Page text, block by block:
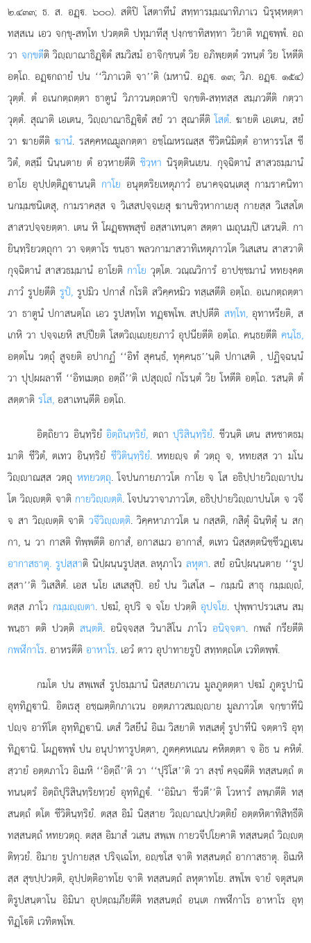
๒.๔๓๓; ธ. ส. อฏฺ. ๖๐๐). สติปิ โสตาทีนํ สทฺทารมฺมณาทิภาเว นิรุฬฺหตฺตา
ทสฺสเน เอว จกฺขุ-สทฺโท ปวตฺตติ ปทุมาทีสุ ปงฺกชาทิสทฺทา วิยาติ ทฏฺพฺพํ. อถ
วา จกฺขตีติ วิฺาณาธิฏฺิตํ สมวิสมํ อาจิกฺขนฺตํ วิย อภิพฺยตฺตํ วทนฺตํ วิย โหตีติ
อตฺโถ. อฏฺกถายํ ปน ‘‘วิภาเวติ จา’’ติ (มหานิ. อฏฺ. ๑๓; วิภ. อฏฺ. ๑๕๔)
วุตฺตํ. ตํ อเนกตฺถตฺตา ธาตูนํ วิภาวนตฺถตาปิ จกฺขติ-สทฺทสฺส สมฺภวตีติ กตฺวา
วุตฺตํ. สุณาติ เอเตน, วิฺาณาธิฏฺิตํ สยํ วา สุณาตีติโสตํ. ฆายติ เอเตน, สยํ
วา ฆายตีติฆานํ. รสคฺคหณมูลกตฺตา อชฺโฌหรณสฺส ชีวิตนิมิตฺตํ อาหารรโส ชี
วิตํ, ตสฺมึ นินฺนตาย ตํ อวฺหายตีติชิวฺหา นิรุตฺตินเยน. กุจฺฉิตานํ สาสวธมฺมานํ
อาโย อุปฺปตฺติฏฺานนฺติ กาโย อนุตฺตริยเหตุภาวํ อนาคจฺฉนฺเตสุ กามราคนิทา
นกมฺมชนิเตสุ, กามราคสฺส จ วิเสสปจฺจเยสุ ฆานชิวฺหากาเยสุ กายสฺส วิเสสโต
สาสวปจฺจยตฺตา. เตน หิ โผฏฺพฺพสุขํ อสฺสาเทนฺตา สตฺตา เมถุนมฺปิ เสวนฺติ. กา
ยินฺทฺริยวตฺถุกา วา จตฺตาโร ขนฺธา พลวกามาสวาทิเหตุภาวโต วิเสเสน สาสวาติ
กุจฺฉิตานํ สาสวธมฺมานํ อาโยติ กาโย วุตฺโต. วณฺณวิการํ อาปชฺชมานํ หทยงฺคต
ภาวํ รูปยตีติรูปํ, รูปมิว ปกาสํ กโรติ สวิคฺคหมิว ทสฺเสตีติ อตฺโถ. อเนกตฺถตฺตา
วา ธาตูนํ ปกาสนตฺโถ เอว รูปสทฺโท ทฏฺพฺโพ. สปฺปตีติ สทฺโท,อุทาหรียติ, ส
เกหิ วา ปจฺจเยหิ สปฺปียติ โสตวิฺเยฺยภาวํ อุปนียตีติ อตฺโถ. คนฺธยตีติ คนฺโธ,
อตฺตโน วตฺถุํ สูจยติ อปากฏํ ‘‘อิทํ สุคนฺธํ, ทุคฺคนฺธ’’นฺติ ปกาเสติ , ปฏิจฺฉนฺนํ
วา ปุปฺผผลาทึ ‘‘อิทเมตฺถ อตฺถี’’ติ เปสุฺํ กโรนฺตํ วิย โหตีติ อตฺโถ. รสนฺติ ตํ
สตฺตาติรโส, อสาเทนฺตีติ อตฺโถ.
อิตฺถิยาว อินฺทฺริยํอิตฺถินฺทฺริยํ, ตถาปุริสินฺทฺริยํ. ชีวนฺติ เตน สหชาตธมฺ
มาติ ชีวิตํ, ตเทว อินฺทฺริยํ ชีวิตินฺทฺริยํ. หทยฺจ ตํ วตฺถุ จ, หทยสฺส วา มโน
วิฺาณสฺส วตฺถุ หทยวตฺถุ. โจปนกายภาวโต กาโย จ โส อธิปฺปายวิฺาปน
โต วิฺตฺติ จาติ กายวิฺตฺติ. โจปนวาจาภาวโต, อธิปฺปายวิฺาปนโต จ วจี
จ สา วิฺตฺติ จาติ วจีวิฺตฺติ. วิคฺคหาภาวโต น กสฺสติ, กสิตุํ ฉินฺทิตุํ น สกฺ
กา, น วา กาสติ ทิพฺพตีติ อกาสํ, อกาสเมว อากาสํ, ตเทว นิสฺสตฺตนิชฺชีวฏฺเน
อากาสธาตุ. รูปสฺสาติ นิปฺผนฺนรูปสฺส. ลหุภาโว ลหุตา. สยํ อนิปฺผนฺนตาย ‘‘รูป
สฺสา’’ติ วิเสสิตํ. เอส นโย เสเสสุปิ. อยํ ปน วิเสโส – กมฺมนิ สาธุ กมฺมฺํ,
ตสฺส ภาโว กมฺมฺตา. ปมํ, อุปริ จ จโย ปวตฺติอุปจโย. ปุพฺพาปรวเสน สมฺ
พนฺธา ตติ ปวตฺติสนฺตติ. อนิจฺจสฺส วินาสิโน ภาโว อนิจฺจตา. กพลํ กรียตีติ
กพฬีกาโร. อาหรตีติอาหาโร. เอวํ ตาว อุปาทายรูปํ สทฺทตฺถโต เวทิตพฺพํ.
กมโต ปน สพฺเพสํ รูปธมฺมานํ นิสฺสยภาเวน มูลภูตตฺตา ปมํ ภูตรูปานิ
อุทฺทิฏฺานิ. อิตเรสุ อชฺฌตฺติกภาเวน อตฺตภาวสมฺาย มูลภาวโต จกฺขาทีนิ
ปฺจ อาทิโต อุทฺทิฏฺานิ. เตสํ วิสยีนํ อิเม วิสยาติ ทสฺเสตุํ รูปาทีนิ จตฺตาริ อุทฺ
ทิฏฺานิ. โผฏฺพฺพํ ปน อนุปาทารูปตฺตา, ภูตคฺคหเณน คหิตตฺตา จ อิธ น คหิตํ.
สฺวายํ อตฺตภาโว อิเมหิ ‘‘อิตฺถี’’ติ วา ‘‘ปุริโส’’ติ วา สงฺขํ คจฺฉตีติ ทสฺสนตฺถํ ต
ทนนฺตรํ อิตฺถิปุริสินฺทฺริยทฺวยํ อุทฺทิฏฺํ. ‘‘อิมินา ชีวตี’’ติ โวหารํ ลพฺภตีติ ทสฺ
สนตฺถํ ตโต ชีวิตินฺทฺริยํ. ตสฺส อิมํ นิสฺสาย วิฺาณปฺปวตฺติยํ อตฺตหิตาทิสิทฺธีติ
ทสฺสนตฺถํ หทยวตฺถุ. ตสฺส อิมาสํ วเสน สพฺเพ กายวจีปโยคาติ ทสฺสนตฺถํ วิฺตฺ
ติทฺวยํ. อิมาย รูปกายสฺส ปริจฺเฉโท, อฺชโส จาติ ทสฺสนตฺถํ อากาสธาตุ. อิเมหิ
สฺส สุขปฺปวตฺติ, อุปฺปตฺติอาทโยจาติ ทสฺสนตฺถํ ลหุตาทโย. สพฺโพ จายํ จตุสนฺต
ติรูปสนฺตาโน อิมินา อุปตฺถมฺภียตีติ ทสฺสนตฺถํ อนฺเต กพฬีกาโร อาหาโร อุทฺ
ทิฏฺโติ เวทิตพฺโพ.